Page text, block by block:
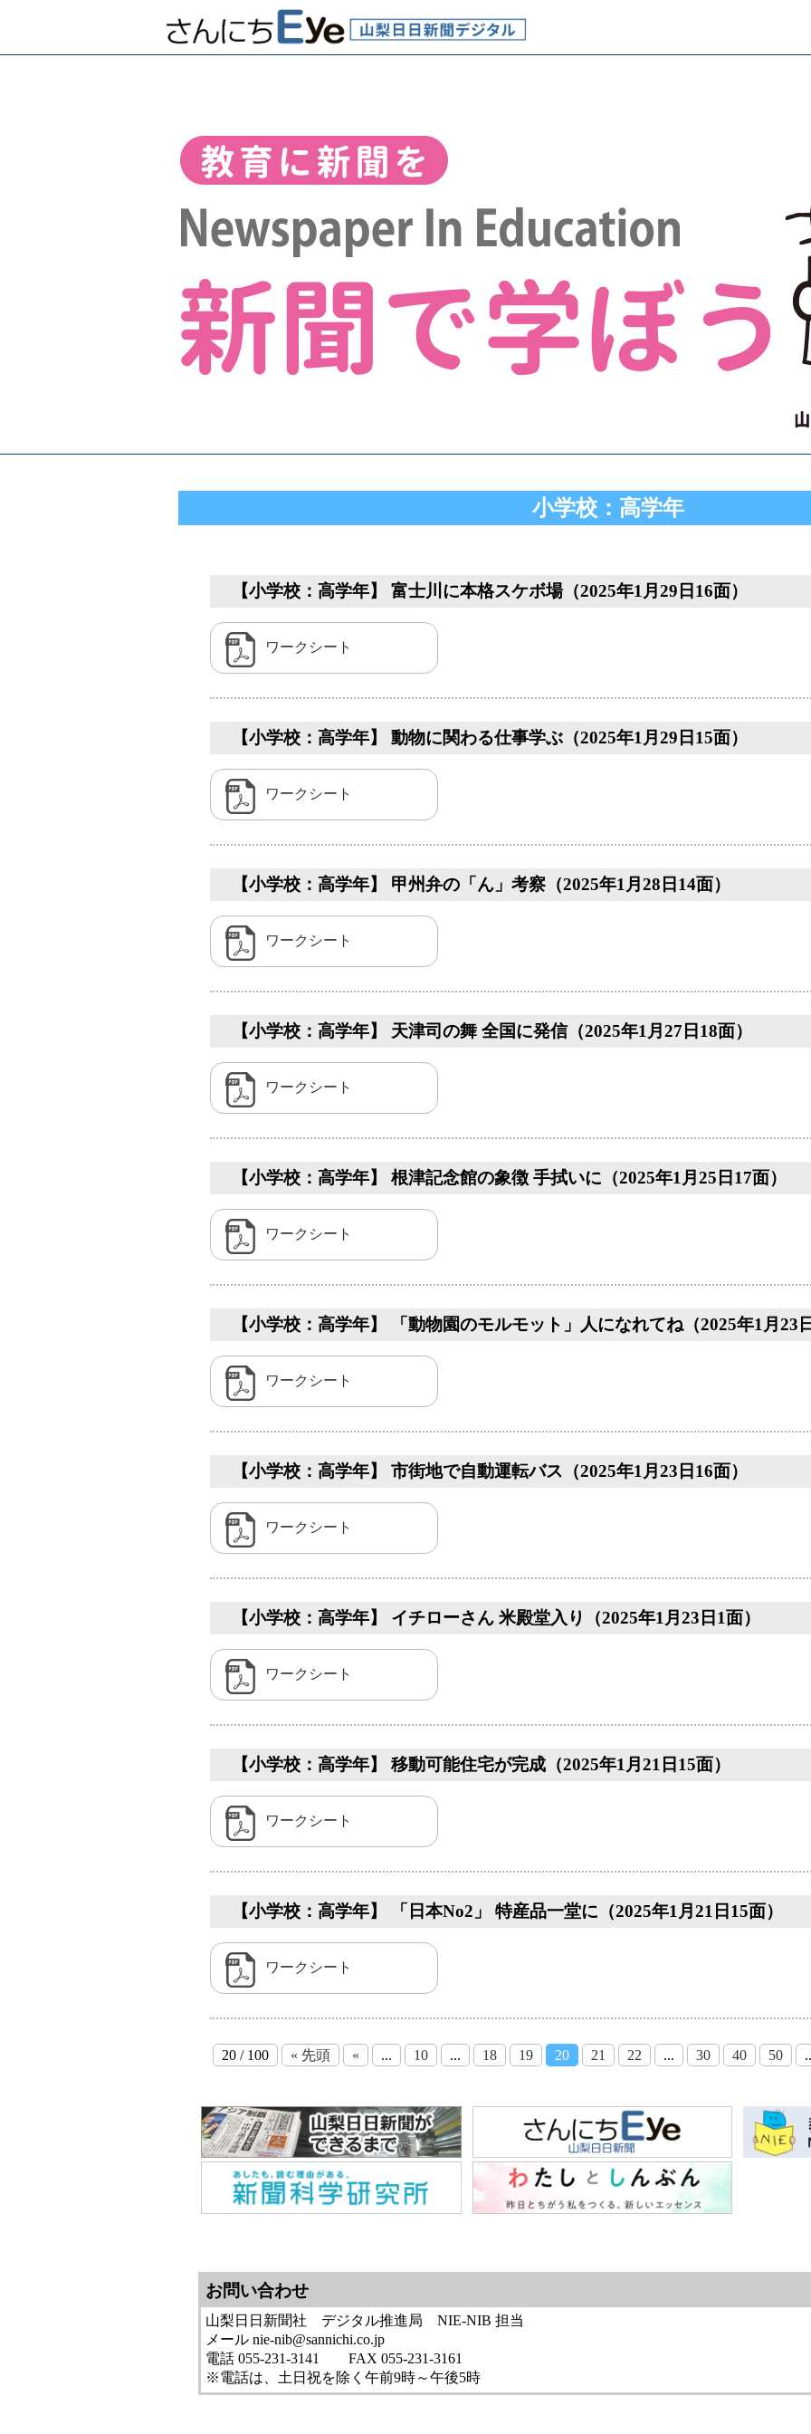
小学校：高学年
【小学校：高学年】 富士川に本格スケボ場（2025年1月29日16面）
ワークシート
【小学校：高学年】 動物に関わる仕事学ぶ（2025年1月29日15面）
ワークシート
【小学校：高学年】 甲州弁の「ん」考察（2025年1月28日14面）
ワークシート
【小学校：高学年】 天津司の舞 全国に発信（2025年1月27日18面）
ワークシート
【小学校：高学年】 根津記念館の象徴 手拭いに（2025年1月25日17面）
ワークシート
【小学校：高学年】 「動物園のモルモット」人になれてね（2025年1月23
ワークシート
【小学校：高学年】 市街地で自動運転バス（2025年1月23日16面）
ワークシート
【小学校：高学年】 イチローさん 米殿堂入り（2025年1月23日1面）
ワークシート
【小学校：高学年】 移動可能住宅が完成（2025年1月21日15面）
ワークシート
【小学校：高学年】 「日本No2」 特産品一堂に（2025年1月21日15面）
ワークシート
20 / 100 « 先頭 « ... 10 ... 18 19 20 21 22 ... 30 40 50
お問い合わせ
山梨日日新聞社 デジタル推進局 NIE-NIB 担当
メール nie-nib@sannichi.co.jp
電話 055-231-3141 FAX 055-231-3161
※電話は、土日祝を除く午前9時～午後5時